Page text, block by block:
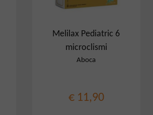
Melilax Pediatric 6
microclismi
Aboca
€ 11,90